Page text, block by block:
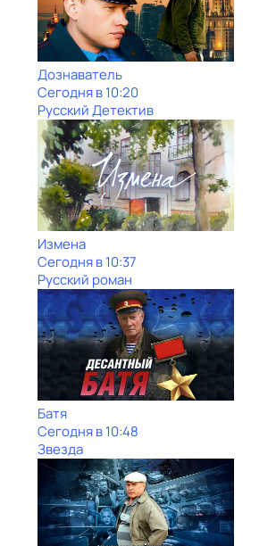
Дознаватель
Сегодня в 10:20
Русский Детектив
Измена
Сегодня в 10:37
Русский роман
Батя
Сегодня в 10:48
Звезда